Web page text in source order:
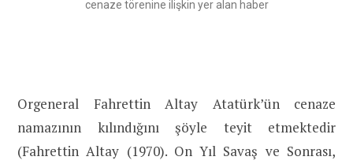
cenaze törenine ilişkin yer alan haber
Orgeneral Fahrettin Altay Atatürk’ün cenaze
namazının kılındığını şöyle teyit etmektedir
(Fahrettin Altay (1970). On Yıl Savaş ve Sonrası,